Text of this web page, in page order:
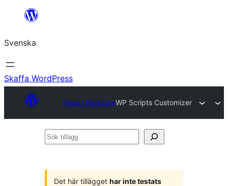
Hoppa
innehåll
Svenska
Skaffa WordPress
Plugin DirectoryWP Scripts Customizer
Sök
Det här tillägget har inte testats